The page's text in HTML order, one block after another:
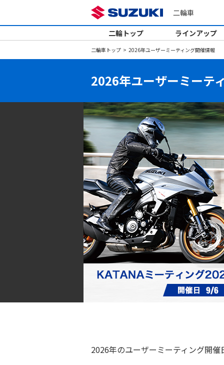
二輪車
二輪トップ ラインアップ
二輪車トップ 2026年ユーザーミーティング開催情報
2026年ユーザーミーテ
2026年のユーザーミーティング開